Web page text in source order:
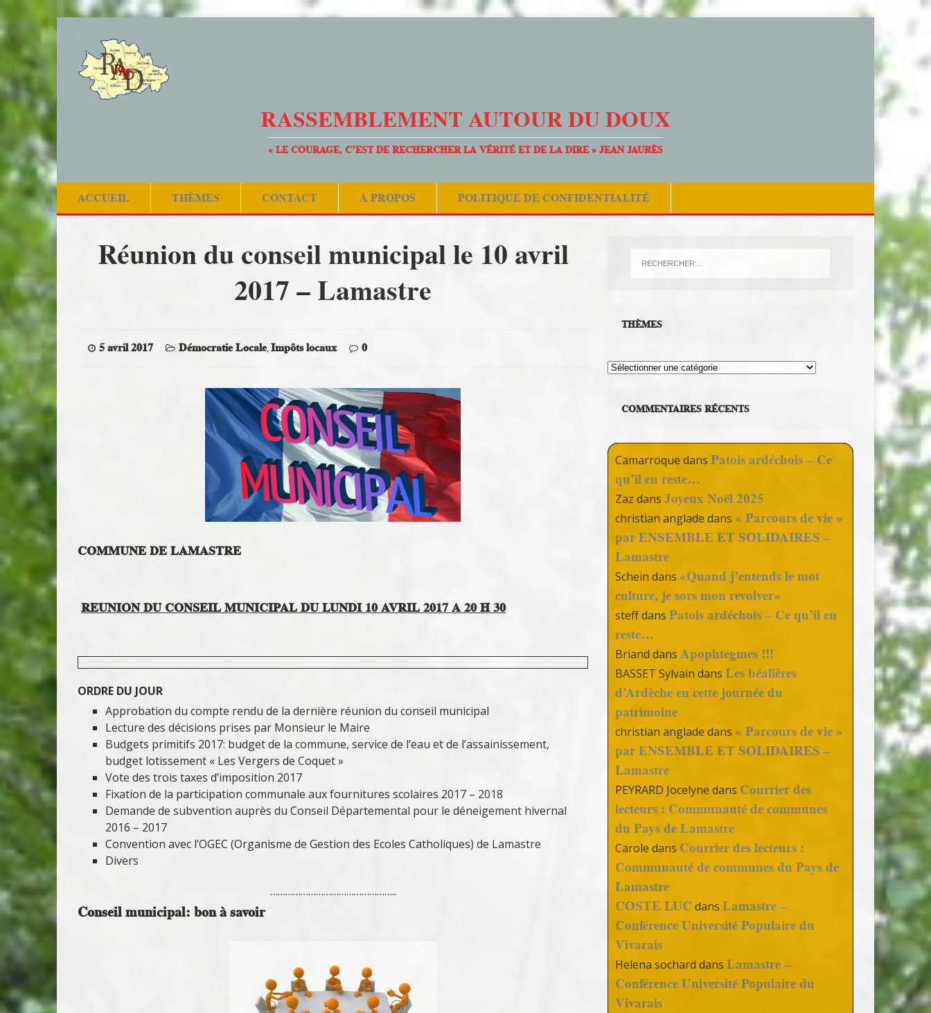
RASSEMBLEMENT AUTOUR DU DOUX
« LE COURAGE, C’EST DE RECHERCHER LA VÉRITÉ ET DE LA DIRE » JEAN JAURÈS
ACCUEIL THÈMES CONTACT A PROPOS POLITIQUE DE CONFIDENTIALITÉ
Réunion du conseil municipal le 10 avril
2017 – Lamastre
5 avril 2017 Démocratie Locale,Impôts locaux 0
COMMUNE DE LAMASTRE
REUNION DU CONSEIL MUNICIPAL DU LUNDI 10 AVRIL 2017 A 20 H 30
ORDRE DU JOUR
Approbation du compte rendu de la dernière réunion du conseil municipal
Lecture des décisions prises par Monsieur le Maire
Budgets primitifs 2017: budget de la commune, service de l’eau et de l’assainissement,
budget lotissement « Les Vergers de Coquet »
Vote des trois taxes d’imposition 2017
Fixation de la participation communale aux fournitures scolaires 2017 – 2018
Demande de subvention auprès du Conseil Départemental pour le déneigement hivernal
2016 – 2017
Convention avec l’OGEC (Organisme de Gestion des Ecoles Catholiques) de Lamastre
Divers
…………………………………………..
Conseil municipal: bon à savoir
THÈMES
Thèmes
COMMENTAIRES RÉCENTS
Camarroque dansPatois ardéchois – Ce
qu’il en reste…
Zaz dansJoyeux Noël 2025
christian anglade dans « Parcours de vie »
par ENSEMBLE ET SOLIDAIRES –
Lamastre
Schein dans «Quand j’entends le mot
culture, je sors mon revolver»
steffdansPatois ardéchois – Ce qu’il en
reste…
Briand dansApophtegmes !!!
BASSET Sylvain dansLes béalières
d’Ardèche en cette journée du
patrimoine
christian anglade dans « Parcours de vie »
par ENSEMBLE ET SOLIDAIRES –
Lamastre
PEYRARD Jocelyne dans Courrier des
lecteurs : Communauté de communes
du Pays de Lamastre
Carole dans Courrier des lecteurs :
Communauté de communes du Pays de
Lamastre
COSTE LUC dansLamastre –
Conférence Université Populaire du
Vivarais
Helena sochard dansLamastre –
Conférence Université Populaire du
Vivarais